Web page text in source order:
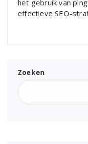
het gebruik van
effectieve SEO-
Zoeken